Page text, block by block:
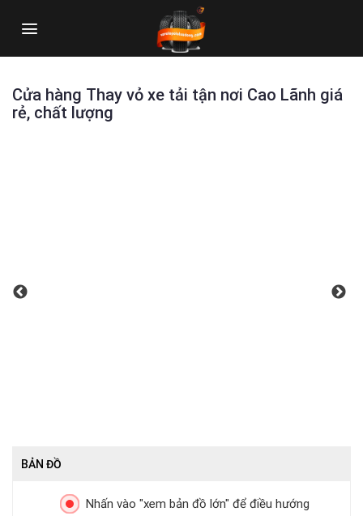
Cửa hàng Thay vỏ xe tải tận nơi Cao Lãnh giá
rẻ, chất lượng
BẢN ĐỒ
Nhấn vào "xem bản đồ lớn" để điều hướng